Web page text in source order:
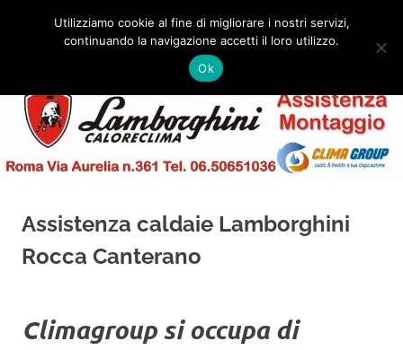
Caldaie
Lamborghini
Installazione
MENU
Assistenza caldaie Lamborghini
Rocca Canterano
Climagroup si occupa di
Utilizziamo cookie al fine di migliorare i nostri servizi,
continuando la navigazione accetti il loro utilizzo.
Ok